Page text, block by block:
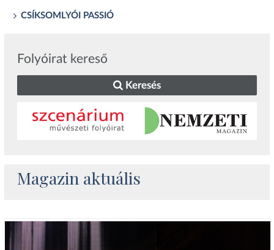
CSÍKSOMLYÓI PASSIÓ
Folyóirat kereső
Keresés
Magazin aktuális